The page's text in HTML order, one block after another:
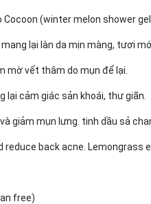
Cocoon (winter melon shower
lại làn da mịn màng, tươi
mờ vết thâm do mụn để lại.
lại cảm giác sản khoái, thư giãn.
giảm mụn lưng. tinh dầu sả
reduce back acne.
free)